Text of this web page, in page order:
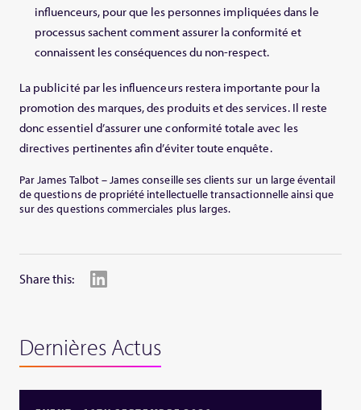
influenceurs, pour que les personnes impliquées dans le
processus sachent comment assurer la conformité et
connaissent les conséquences du non-respect.
La publicité par les influenceurs restera importante pour la
promotion des marques, des produits et des services. Il reste
donc essentiel d’assurer une conformité totale avec les
directives pertinentes afin d’éviter toute enquête.
Par James Talbot – James conseille ses clients sur un large éventail
de questions de propriété intellectuelle transactionnelle ainsi que
sur des questions commerciales plus larges.
Share this:
Dernières Actus